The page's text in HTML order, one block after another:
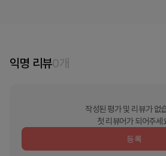
익명 리뷰0개
작성된 평가 및 리뷰가 없
첫 리뷰어가 되어주세
등록